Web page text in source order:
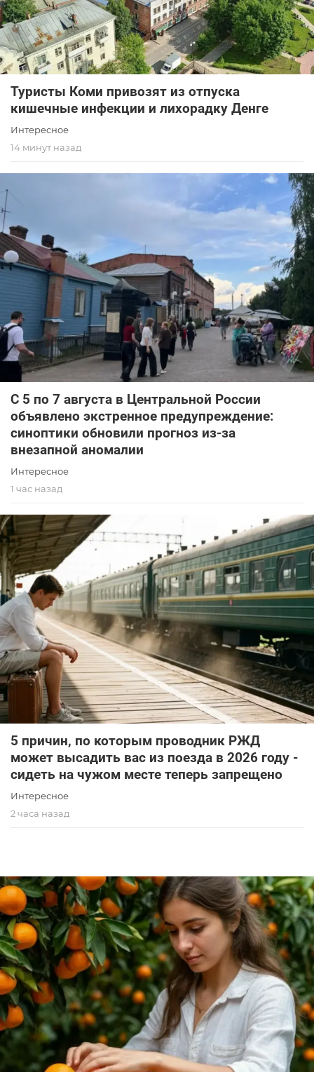
Туристы Коми привозят из отпуска
кишечные инфекции и лихорадку Денге
Интересное
14 минут назад
С 5 по 7 августа в Центральной России
объявлено экстренное предупреждение:
синоптики обновили прогноз из-за
внезапной аномалии
Интересное
1 час назад
5 причин, по которым проводник РЖД
может высадить вас из поезда в 2026 году -
сидеть на чужом месте теперь запрещено
Интересное
2 часа назад